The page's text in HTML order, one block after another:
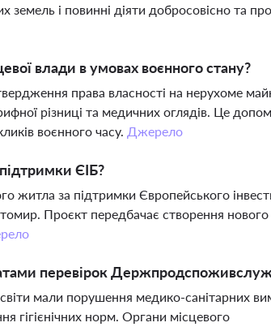
і повинні діяти добросовісно та
влади в умовах воєнного стану?
права власності на нерухоме
різниці та медичних оглядів. Це
воєнного часу. Джерело
ЄІБ?
житла за підтримки Європейського
Проєкт передбачає створення нового
перевірок
мали порушення медико-санітарних
гігієнічних норм. Органи місцевого